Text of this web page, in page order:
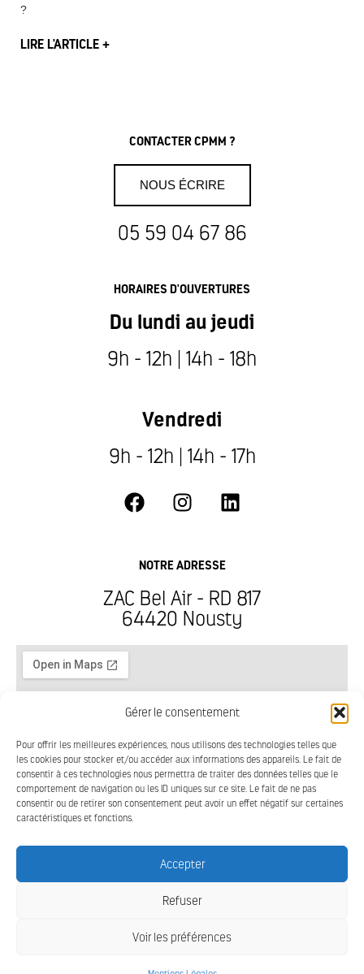
Gérer le consentement
Pour offrir les meilleures expériences, nous utilisons des technologies telles que
les cookies pour stocker et/ou accéder aux informations des appareils. Le fait de
consentir à ces technologies nous permettra de traiter des données telles que le
comportement de navigation ou les ID uniques sur ce site. Le fait de ne pas
consentir ou de retirer son consentement peut avoir un effet négatif sur certaines
caractéristiques et fonctions.
Accepter
Refuser
Voir les préférences
?
LIRE L'ARTICLE +
CONTACTER CPMM ?
NOUS ÉCRIRE
05 59 04 67 86
HORAIRES D'OUVERTURES
Du lundi au jeudi
9h - 12h | 14h - 18h
Vendredi
9h - 12h | 14h - 17h
NOTRE ADRESSE
ZAC Bel Air - RD 817
64420 Nousty
CPMM - TOUS DROITS RÉSERVÉS
MENTIONS LÉGALES